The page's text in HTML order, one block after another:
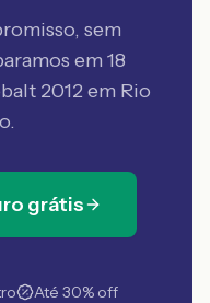
sem
em 18
2012 em Rio
.
grátis
Até 30% off